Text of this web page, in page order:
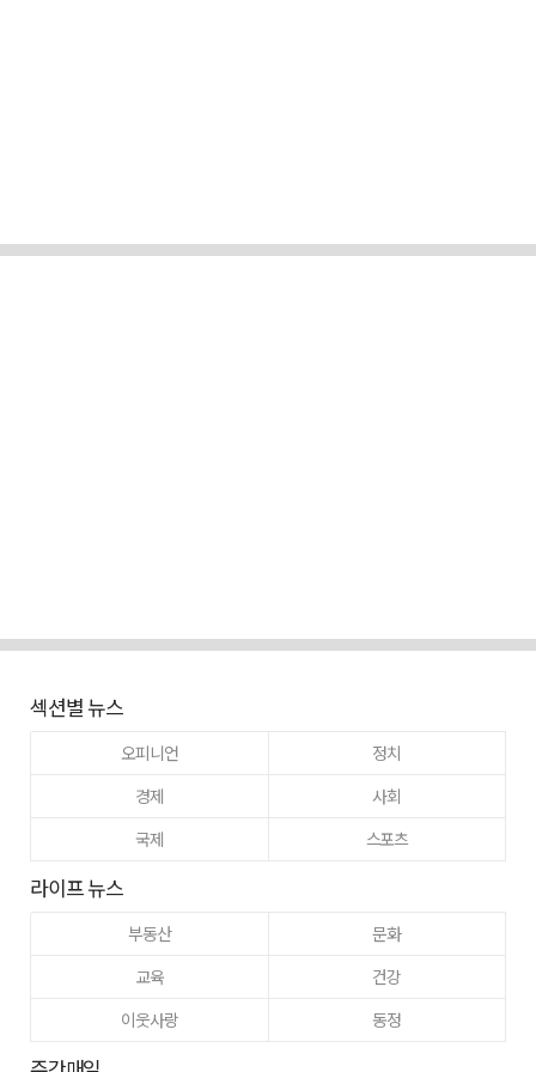
섹션별 뉴스
오피니언
정치
경제
사회
국제
스포츠
라이프 뉴스
부동산
문화
교육
건강
이웃사랑
동정